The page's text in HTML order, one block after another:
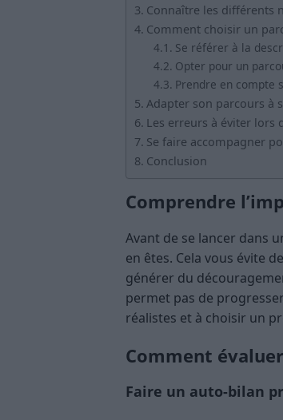
Connaître les différents
Comment choisir un
Se référer à la
Opter pour un
Prendre en compte
Adapter son parcours à
Les erreurs à éviter lors
Se faire accompagner
Conclusion
Comprendre
Avant de se lancer dans
en êtes. Cela vous évite
générer du
permet pas de
réalistes et à choisir un
Comment
Faire un auto-bilan